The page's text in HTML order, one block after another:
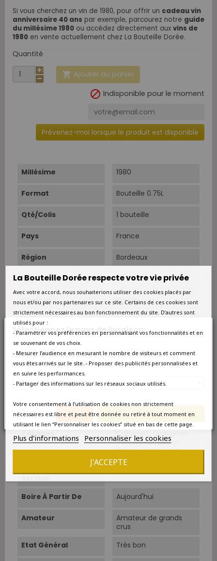
Sélectionnez le pays de livraison
Nos prix et les frais peuvent varier en fonction du
pays/de la région de livraison.
France métropolitaine
Annuler Enregistrer les modifications
Si vous cherchez un vin de 1980, pour offrir un cadeau vin
anniversaire 40 ans par exemple, parcourez notre guide
du millésime 1980 ou accédez directement aux vins de
1980 en vente actuellement chez La Bouteille Dorée.
Quantité
 Ajouter au panier
 Indisponible pour le moment
Prévenez-moi lorsque le produit est disponible
Millésime 1980
Format Bouteille 0.75L
Qté/Colis 1 bouteille
Pays France
Région Bordeaux
Appellation Pauillac
Couleur Rouge
Type
Classement
Superficie
40 ha dont 22 ha
Cépage Dominant Cabernet-Sauvignon
Cépages
Cabernet-Sauvignon
70%, Merlot 25% et
Cabernet Franc 5%.
Boire À Partir De Aujourd'hui
Amateur
Amateur de grands
crus
Etat Général
Très bon
La Bouteille Dorée respecte votre vie privée
Avec votre accord, nous souhaiterions utiliser des cookies placés par
nous et/ou par nos partenaires sur ce site. Certains de ces cookies sont
strictement nécessaires au bon fonctionnement du site. D’autres sont
utilisés pour :
- Paramétrer vos préférences en personnalisant vos fonctionnalités et en
se souvenant de vos choix.
- Mesurer l’audience en mesurant le nombre de visiteurs et comment
vous êtes arrivés sur le site. - Proposer des publicités personnalisées et
en suivre les performances.
- Partager des informations sur les réseaux sociaux utilisés.
Votre consentement à l’utilisation de cookies non strictement
nécessaires est libre et peut être donnée ou retiré à tout moment en
utilisant le lien “Personnaliser les cookies” situé en bas de cette page.
Plus d'informations Personnaliser les cookies
J'ACCEPTE